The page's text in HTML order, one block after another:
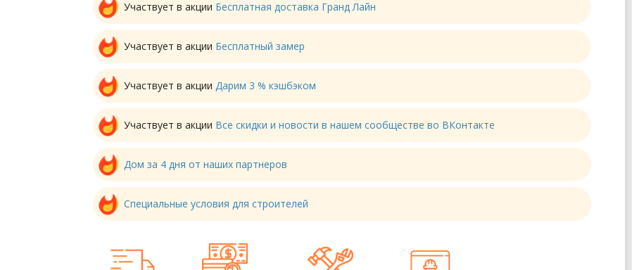
Участвует в акции Бесплатная доставка Гранд Лайн
Участвует в акции Бесплатный замер
Участвует в акции Дарим 3 % кэшбэком
Участвует в акции Все скидки и новости в нашем сообществе во ВКонтакте
Дом за 4 дня от наших партнеров
Специальные условия для строителей